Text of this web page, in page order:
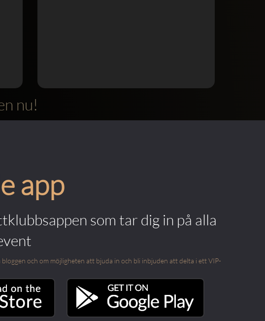
nu!
app
som tar dig in på alla
bloggen och om möjligheten att bjuda in och bli inbjuden att delta i ett VIP-